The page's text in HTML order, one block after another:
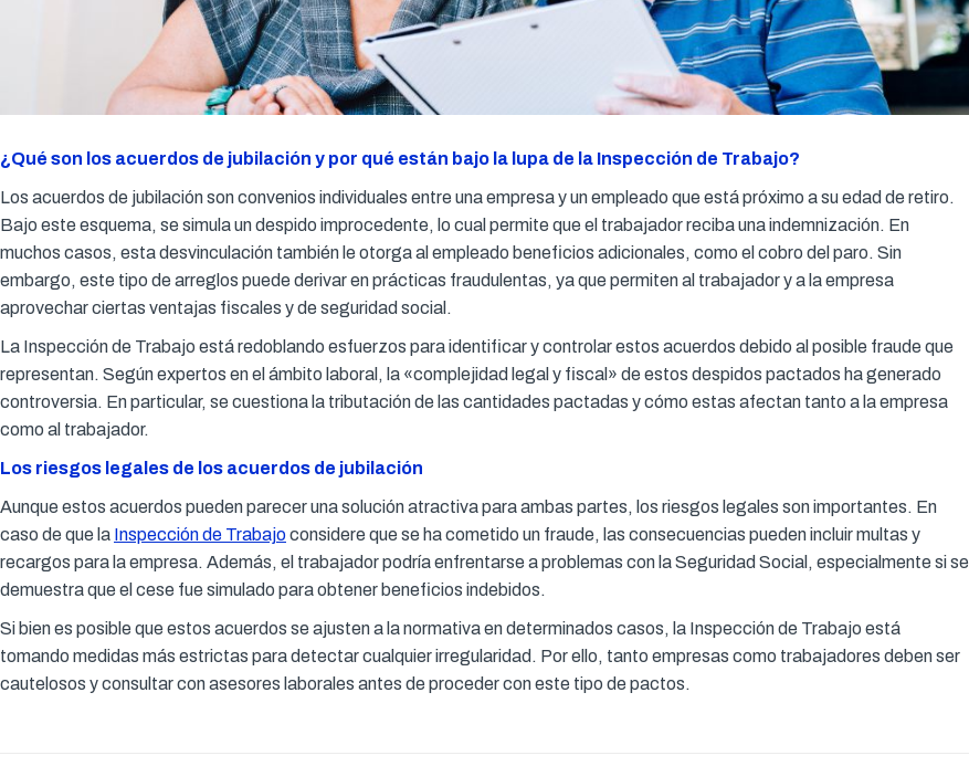
¿Qué son los acuerdos de jubilación y por qué están bajo la lupa de la Inspección de Trabajo?
Los acuerdos de jubilación son convenios individuales entre una empresa y un empleado que está próximo a su edad de retiro.
Bajo este esquema, se simula un despido improcedente, lo cual permite que el trabajador reciba una indemnización. En
muchos casos, esta desvinculación también le otorga al empleado beneficios adicionales, como el cobro del paro. Sin
embargo, este tipo de arreglos puede derivar en prácticas fraudulentas, ya que permiten al trabajador y a la empresa
aprovechar ciertas ventajas fiscales y de seguridad social.
La Inspección de Trabajo está redoblando esfuerzos para identificar y controlar estos acuerdos debido al posible fraude que
representan. Según expertos en el ámbito laboral, la «complejidad legal y fiscal» de estos despidos pactados ha generado
controversia. En particular, se cuestiona la tributación de las cantidades pactadas y cómo estas afectan tanto a la empresa
como al trabajador.
Los riesgos legales de los acuerdos de jubilación
Aunque estos acuerdos pueden parecer una solución atractiva para ambas partes, los riesgos legales son importantes. En
caso de que la Inspección de Trabajoconsidere que se ha cometido un fraude, las consecuencias pueden incluir multas y
recargos para la empresa. Además, el trabajador podría enfrentarse a problemas con la Seguridad Social, especialmente si se
demuestra que el cese fue simulado para obtener beneficios indebidos.
Si bien es posible que estos acuerdos se ajusten a la normativa en determinados casos, la Inspección de Trabajo está
tomando medidas más estrictas para detectar cualquier irregularidad. Por ello, tanto empresas como trabajadores deben ser
cautelosos y consultar con asesores laborales antes de proceder con este tipo de pactos.